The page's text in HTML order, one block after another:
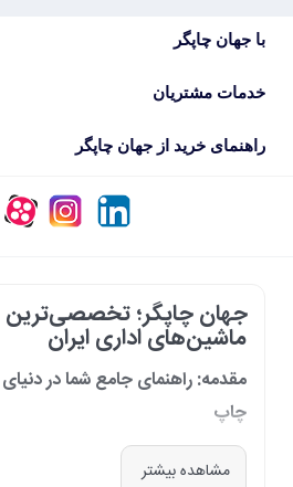
با جهان چاپگر
خدمات مشتریان
راهنمای خرید از جهان چاپگر
جهان چاپگر؛ تخصصی‌ترین
ماشین‌های اداری ایران
مقدمه: راهنمای جامع شما در
چاپ
در دنیای پرشتاب امروز که کسب‌وکارها و
فناوری‌های نوین وابسته‌اند، دسترسی به
مشاهده بیشتر